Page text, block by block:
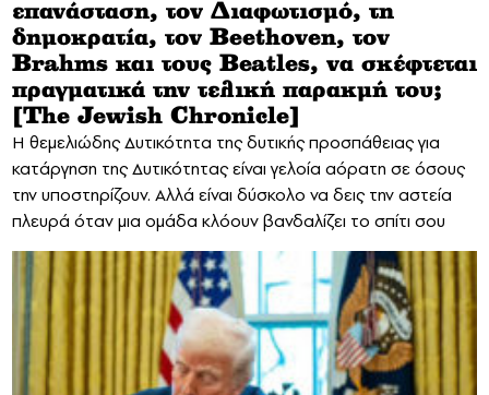
επανάσταση, τον Διαφωτισμό, τη
δημοκρατία, τον Beethoven, τον
Brahms και τους Beatles, να σκέφτεται
πραγματικά την τελική παρακμή του;
[The Jewish Chronicle]
Η θεμελιώδης Δυτικότητα της δυτικής προσπάθειας για
κατάργηση της Δυτικότητας είναι γελοία αόρατη σε όσους
την υποστηρίζουν. Αλλά είναι δύσκολο να δεις την αστεία
πλευρά όταν μια ομάδα κλόουν βανδαλίζει το σπίτι σου